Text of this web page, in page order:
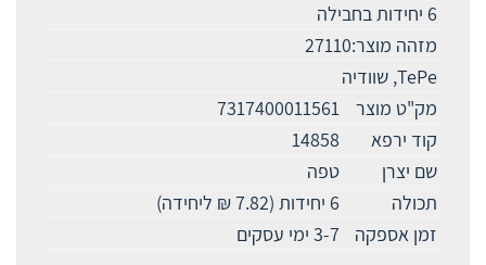
6 יחידות בחבילה
מזהה מוצר:27110
TePe, שוודיה
מק"ט מוצר
7317400011561
קוד ירפא
14858
שם יצרן
טפה
תכולה
6 יחידות (7.82 ₪ ליחידה)
זמן אספקה
3-7 ימי עסקים